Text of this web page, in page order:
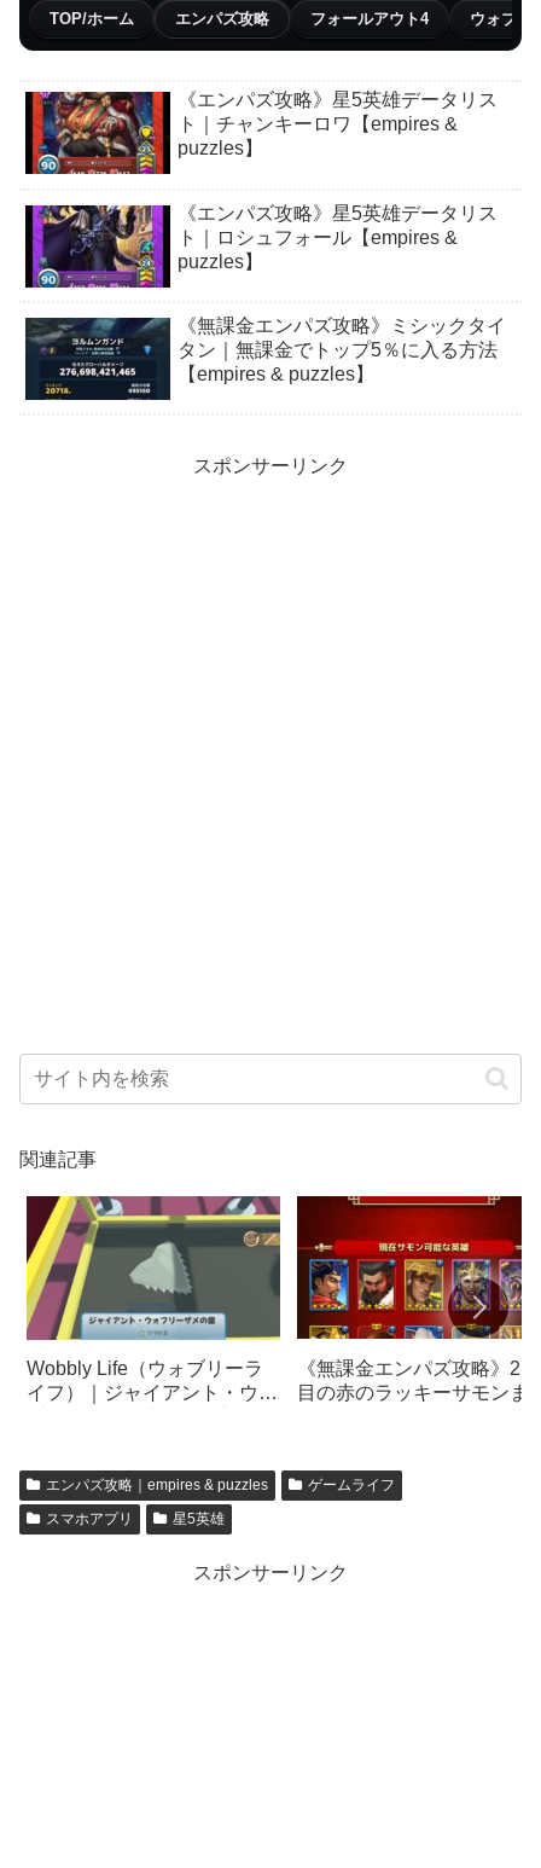
TOP/ホーム エンパズ攻略 フォールアウト4 ウォブリ
《エンパズ攻略》星5英雄データリス
ト｜チャンキーロワ【empires &
puzzles】
《エンパズ攻略》星5英雄データリス
ト｜ロシュフォール【empires &
puzzles】
《無課金エンパズ攻略》ミシックタイ
タン｜無課金でトップ5％に入る方法
【empires & puzzles】
スポンサーリンク
関連記事
Wobbly Life（ウォブリーラ
イフ）｜ジャイアント・ウォ
《無課金エンパズ攻略》2回
目の赤のラッキーサモンま
エンパズ攻略｜empires & puzzles
ゲームライフ
スマホアプリ
星5英雄
スポンサーリンク